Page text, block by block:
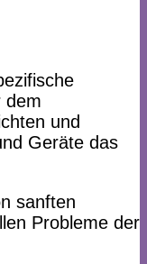
dem
und
Geräte das
sanften
Probleme der